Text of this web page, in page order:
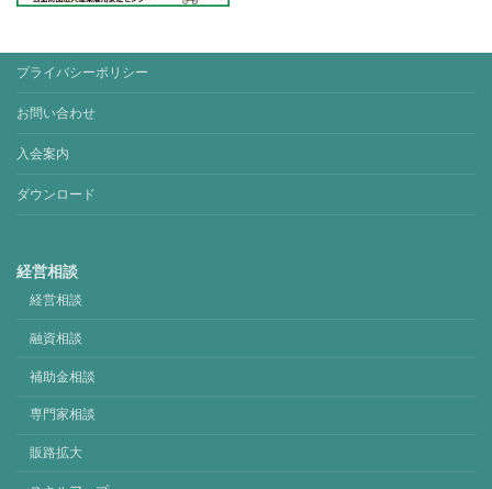
プライバシーポリシー
お問い合わせ
入会案内
ダウンロード
経営相談
経営相談
融資相談
補助金相談
専門家相談
販路拡大